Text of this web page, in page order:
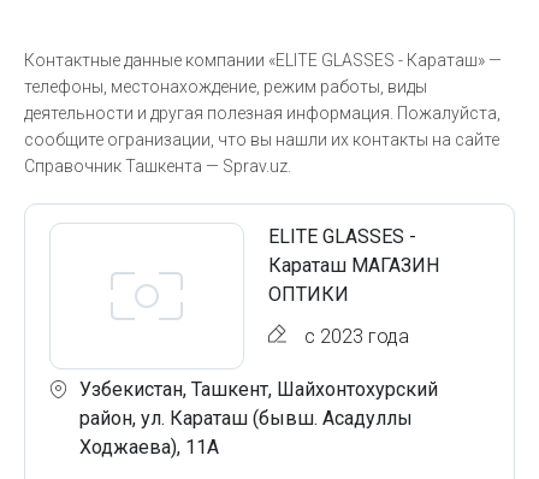
Контактные данные компании «ELITE GLASSES - Караташ» —
телефоны, местонахождение, режим работы, виды
деятельности и другая полезная информация. Пожалуйста,
сообщите огранизации, что вы нашли их контакты на сайте
Справочник Ташкента — Sprav.uz.
ELITE GLASSES -
Караташ МАГАЗИН
ОПТИКИ
с 2023 года
Узбекистан, Ташкент, Шайхонтохурский
район, ул. Караташ (бывш. Асадуллы
Ходжаева), 11А